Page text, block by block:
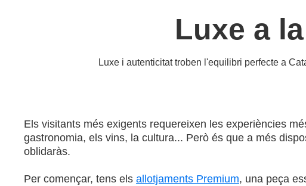
Luxe a
Luxe i autenticitat troben l'equilibri perfecte a
Els visitants més exigents requereixen les experiències
gastronomia, els vins, la cultura... Però és que a més
oblidaràs.
Per començar, tens els allotjaments Premium, una peça